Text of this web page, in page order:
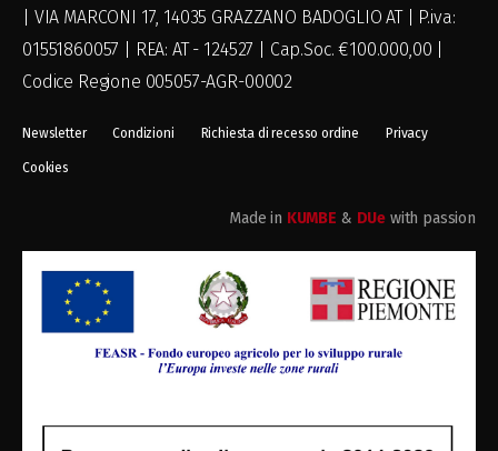
| VIA MARCONI 17, 14035 GRAZZANO BADOGLIO AT | P.iva:
01551860057 | REA: AT - 124527 | Cap.Soc. €100.000,00 |
Codice Regione 005057-AGR-00002
Newsletter Condizioni Richiesta di recesso ordine Privacy
Cookies
Made in KUMBE & DUe with passion